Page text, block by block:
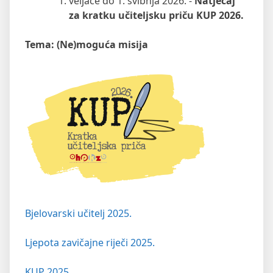
za kratku učiteljsku priču KUP 2026.
Tema: (Ne)moguća misija
Bjelovarski učitelj 2025.
Ljepota zavičajne riječi 2025.